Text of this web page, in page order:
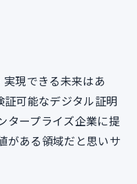
現できる未来はあ
可能なデジタル証明
タープライズ企業に提
がある領域だと思いサ